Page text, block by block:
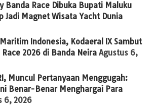
Banda Race Dibuka Bupati Maluku
Jadi Magnet Wisata Yacht Dunia
Indonesia, Kodaeral IX Sambut
2026 di Banda Neira Agustus 6,
Muncul Pertanyaan Menggugah:
Benar-Benar Menghargai Para
6, 2026